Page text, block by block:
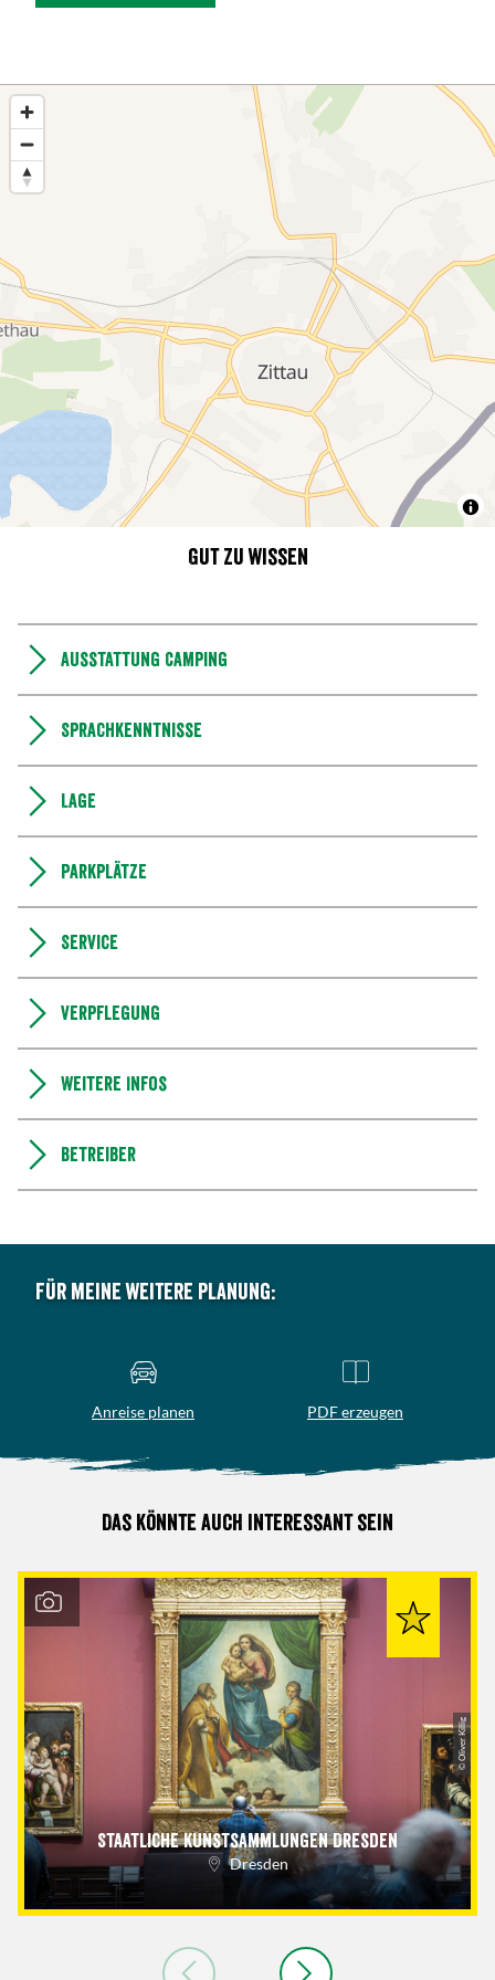
Gut zu wissen
Ausstattung Camping
Sprachkenntnisse
Lage
Parkplätze
Service
Verpflegung
Weitere Infos
Betreiber
Für meine weitere Planung:
Anreise planen PDF erzeugen
Das könnte auch interessant sein
Staatliche Kunstsammlungen Dresden
Dresden
© Oliver Killig